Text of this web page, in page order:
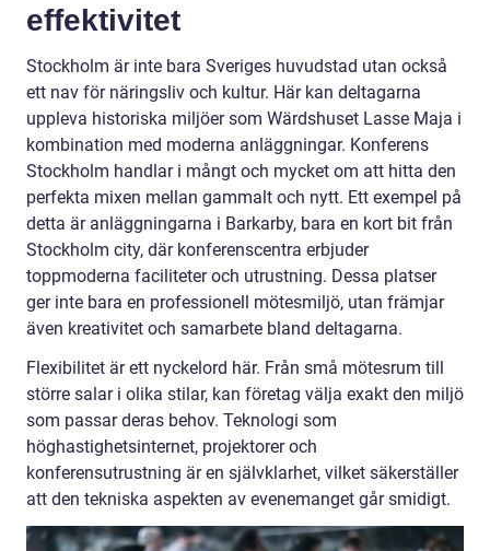
effektivitet
Stockholm är inte bara Sveriges huvudstad utan också
ett nav för näringsliv och kultur. Här kan deltagarna
uppleva historiska miljöer som Wärdshuset Lasse Maja i
kombination med moderna anläggningar. Konferens
Stockholm handlar i mångt och mycket om att hitta den
perfekta mixen mellan gammalt och nytt. Ett exempel på
detta är anläggningarna i Barkarby, bara en kort bit från
Stockholm city, där konferenscentra erbjuder
toppmoderna faciliteter och utrustning. Dessa platser
ger inte bara en professionell mötesmiljö, utan främjar
även kreativitet och samarbete bland deltagarna.
Flexibilitet är ett nyckelord här. Från små mötesrum till
större salar i olika stilar, kan företag välja exakt den miljö
som passar deras behov. Teknologi som
höghastighetsinternet, projektorer och
konferensutrustning är en självklarhet, vilket säkerställer
att den tekniska aspekten av evenemanget går smidigt.